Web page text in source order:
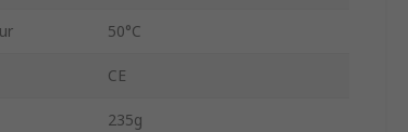
50°C
CE
235g